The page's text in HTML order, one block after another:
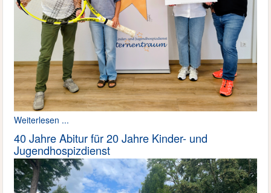
Weiterlesen ...
40 Jahre Abitur für 20 Jahre Kinder- und
Jugendhospizdienst